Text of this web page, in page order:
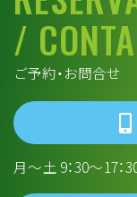
/
ご予約・お問合せ
月～土 9：30～17：